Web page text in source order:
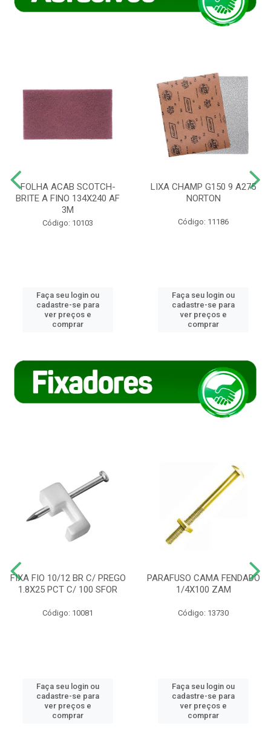
FOLHA ACAB SCOTCH-
BRITE A FINO 134X240 AF
3M
Código: 10103
Faça seu login ou
cadastre-se para
ver preços e
comprar
LIXA CHAMP G150 9 A275
NORTON
Código: 11186
Faça seu login ou
cadastre-se para
ver preços e
comprar
FIXA FIO 10/12 BR C/ PREGO
1.8X25 PCT C/ 100 SFOR
Código: 10081
Faça seu login ou
cadastre-se para
ver preços e
comprar
PARAFUSO CAMA FENDADO
1/4X100 ZAM
Código: 13730
Faça seu login ou
cadastre-se para
ver preços e
comprar